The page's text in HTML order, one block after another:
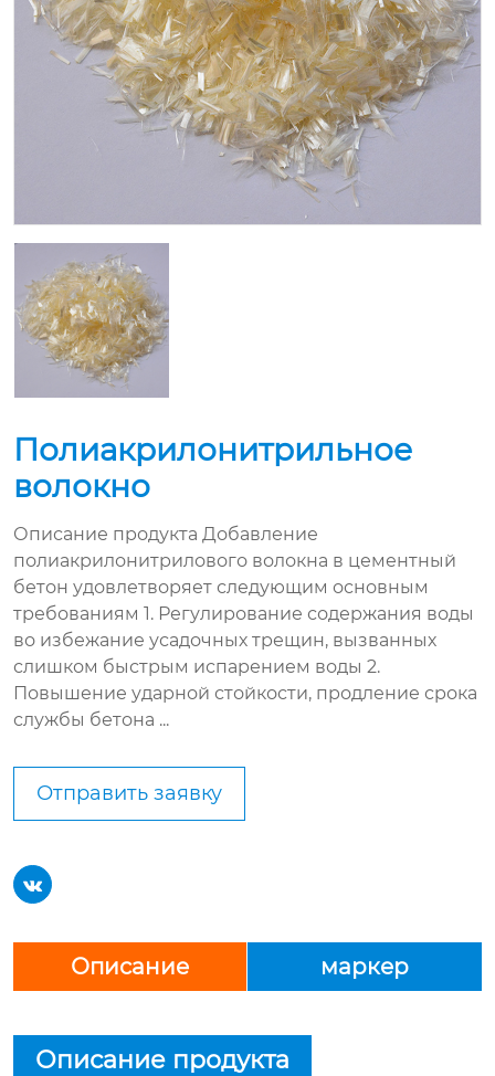
Полиакрилонитрильное
волокно
Описание продукта Добавление
полиакрилонитрилового волокна в цементный
бетон удовлетворяет следующим основным
требованиям 1. Регулирование содержания воды
во избежание усадочных трещин, вызванных
слишком быстрым испарением воды 2.
Повышение ударной стойкости, продление срока
службы бетона ...
Отправить заявку

Описание маркер
Описание продукта